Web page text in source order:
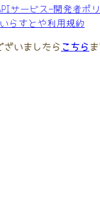
サービス-開発者ポ
いらすとや利用規約
いましたら こちら